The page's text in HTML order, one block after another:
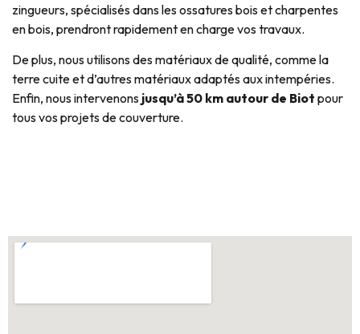
zingueurs, spécialisés dans les ossatures bois et charpentes
en bois, prendront rapidement en charge vos travaux.
De plus, nous utilisons des matériaux de qualité, comme la
terre cuite et d’autres matériaux adaptés aux intempéries.
Enfin, nous intervenons jusqu’à 50 km autour de Biot pour
tous vos projets de couverture.